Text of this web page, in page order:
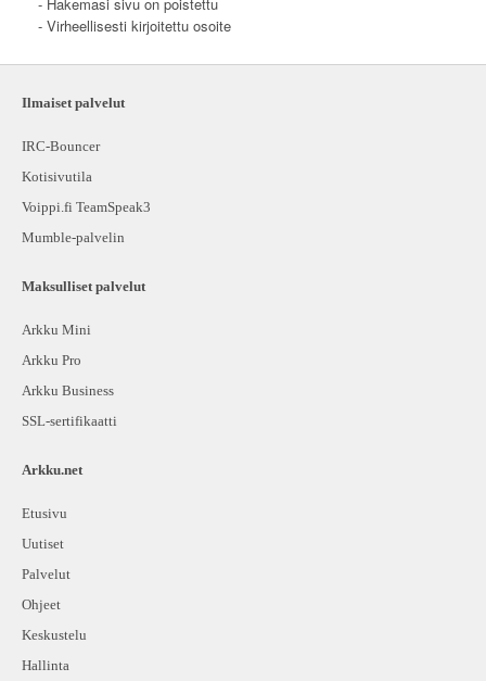
Oikotiet
- Virheellisesti kirjoitettu osoite
Ilmaiset palvelut
IRC-Bouncer
Kotisivutila
Voippi.fi TeamSpeak3
Mumble-palvelin
Maksulliset palvelut
Arkku Mini
Arkku Pro
Arkku Business
SSL-sertifikaatti
Arkku.net
Etusivu
Uutiset
Palvelut
Ohjeet
Keskustelu
Hallinta